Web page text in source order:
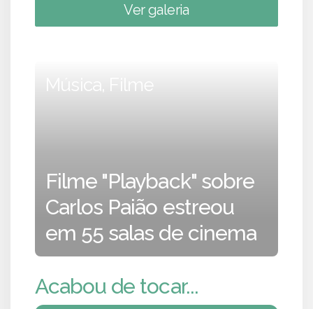
Ver galeria
Música, Filme
Filme "Playback" sobre
Carlos Paião estreou
em 55 salas de cinema
Acabou de tocar...